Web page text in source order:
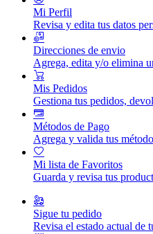
Mi Perfil
Revisa y edita tus datos
Direcciones de envio
Agrega, edita y/o elimina
Mis Pedidos
Gestiona tus pedidos,
Métodos de Pago
Agrega y valida tus
Mi lista de Favoritos
Guarda y revisa tus
Sigue tu pedido
Revisa el estado actual de